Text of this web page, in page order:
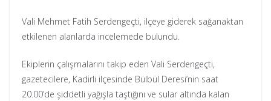
Vali Mehmet Fatih Serdengeçti, ilçeye giderek sağanaktan
etkilenen alanlarda incelemede bulundu.
Ekiplerin çalışmalarını takip eden Vali Serdengeçti,
gazetecilere, Kadirli ilçesinde Bülbül Deresi’nin saat
20.00’de şiddetli yağışla taştığını ve sular altında kalan